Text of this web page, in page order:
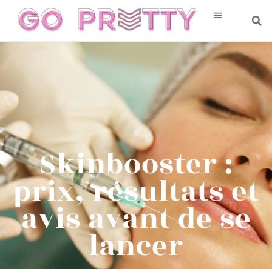
Skinbooster :
prix, résultats et
avis avant de se
lancer